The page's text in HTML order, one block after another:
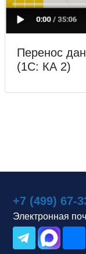
Перенос
(1С: КА 2)
+7 (499) 67-
Электронная